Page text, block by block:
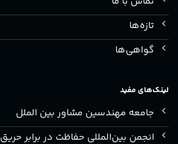
تازه‌ها
گواهی‌ها
لینک‌های مفید
جامعه مهندسین مشاور بین الملل
انجمن بین‌المللی حفاظت در برابر حریق